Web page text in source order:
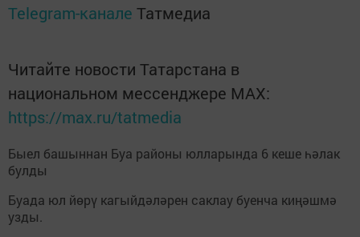
Telegram-канале Татмедиа
Читайте новости Татарстана в
национальном мессенджере MАХ:
https://max.ru/tatmedia
Быел башыннан Буа районы юлларында 6 кеше һәлак
булды
Буада юл йөрү кагыйдәләрен саклау буенча киңәшмә
узды.